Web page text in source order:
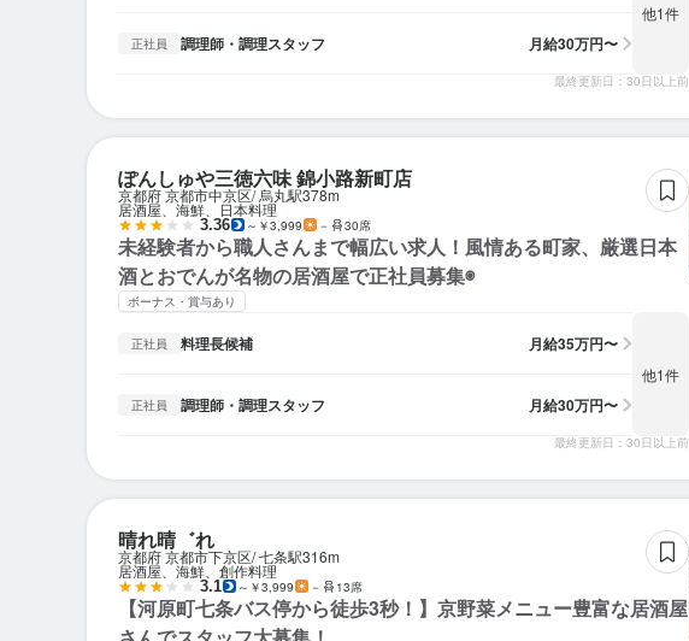
正社員 調理師・調理スタッフ 月給30万円〜
他1件
最終更新日：30日以上前
ぽんしゅや三徳六味 錦小路新町店
京都府 京都市中京区 烏丸駅378m
居酒屋、海鮮、日本料理
3.36 ～￥3,999 － 30席
未経験者から職人さんまで幅広い求人！風情ある町家、厳選日本
酒とおでんが名物の居酒屋で正社員募集◉
ボーナス・賞与あり
正社員 料理長候補 月給35万円〜
正社員 調理師・調理スタッフ 月給30万円〜
他1件
最終更新日：30日以上前
晴れ晴゛れ
京都府 京都市下京区 七条駅316m
居酒屋、海鮮、創作料理
3.1 ～￥3,999 － 13席
【河原町七条バス停から徒歩3秒！】京野菜メニュー豊富な居酒屋